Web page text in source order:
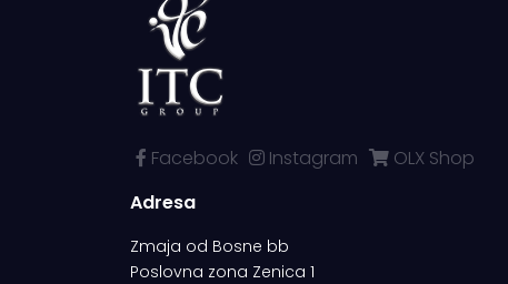
Facebook Instagram
OLX Shop
Adresa
Zmaja od Bosne bb
Poslovna zona Zenica 1